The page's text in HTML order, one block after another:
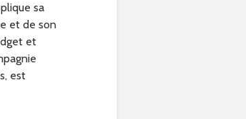
sa
et de son
et
est